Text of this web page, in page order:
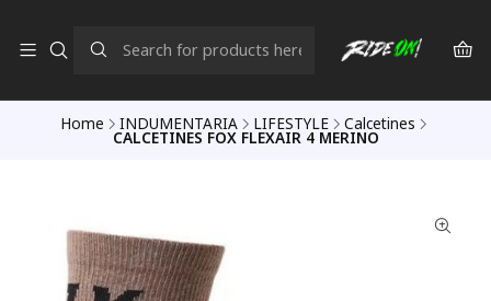
Home INDUMENTARIA LIFESTYLE Calcetines
CALCETINES FOX FLEXAIR 4 MERINO